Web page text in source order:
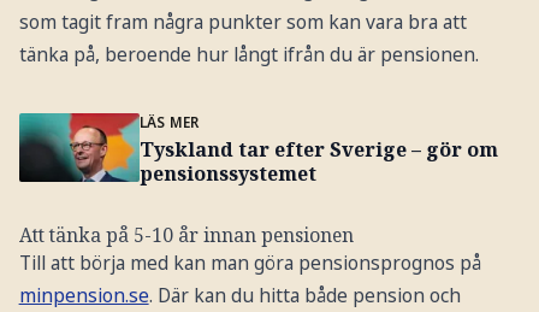
som tagit fram några punkter som kan vara bra att
tänka på, beroende hur långt ifrån du är pensionen.
LÄS MER
Tyskland tar efter Sverige – gör om
pensionssystemet
Att tänka på 5-10 år innan pensionen
Till att börja med kan man göra pensionsprognos på
minpension.se. Där kan du hitta både pension och